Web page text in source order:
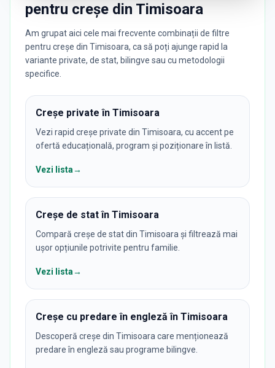
pentru creșe din Timisoara
Am grupat aici cele mai frecvente combinații de filtre
pentru creșe din Timisoara, ca să poți ajunge rapid la
variante private, de stat, bilingve sau cu metodologii
specifice.
Creșe private în Timisoara
Vezi rapid creșe private din Timisoara, cu accent pe
ofertă educațională, program și poziționare în listă.
Vezi lista→
Creșe de stat în Timisoara
Compară creșe de stat din Timisoara și filtrează mai
ușor opțiunile potrivite pentru familie.
Vezi lista→
Creșe cu predare în engleză în Timisoara
Descoperă creșe din Timisoara care menționează
predare în engleză sau programe bilingve.